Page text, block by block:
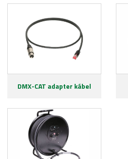
DMX-CAT adapter kábel